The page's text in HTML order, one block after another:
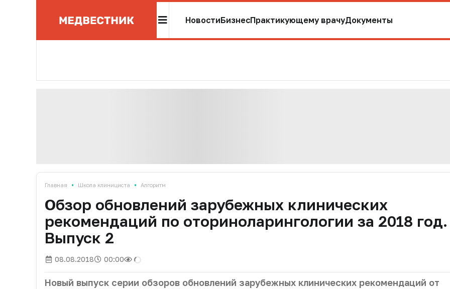
НовостиБизнесПрактикующему врачуДокументы
Главная • Школа клинициста • Алгоритм
Обзор обновлений зарубежных клинических
рекомендаций по оториноларингологии за 2018 год.
Выпуск 2
08.08.2018 00:00
Новый выпуск серии обзоров обновлений зарубежных клинических рекомендаций от